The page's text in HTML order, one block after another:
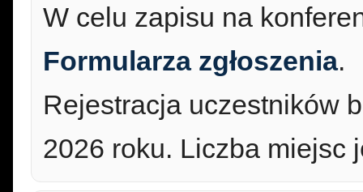
W celu zapisu na
Formularza zgłoszenia.
Rejestracja uczestników
2026 roku. Liczba miejsc